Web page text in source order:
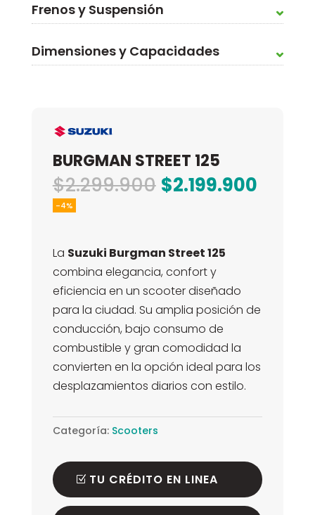
Frenos y Suspensión
Dimensiones y Capacidades
BURGMAN STREET 125
$2.299.900 El
$2.299.900.
$2.199.900El
-4%
La Suzuki Burgman Street 125
combina elegancia, confort y
eficiencia en un scooter diseñado
para la ciudad. Su amplia posición de
conducción, bajo consumo de
combustible y gran comodidad la
convierten en la opción ideal para los
desplazamientos diarios con estilo.
Categoría: Scooters
TU CRÉDITO EN LINEA